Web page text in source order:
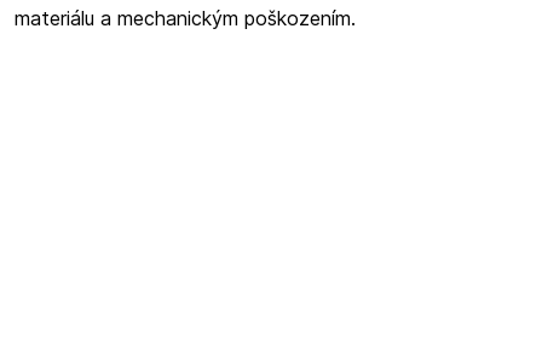
materiálu a mechanickým poškozením.